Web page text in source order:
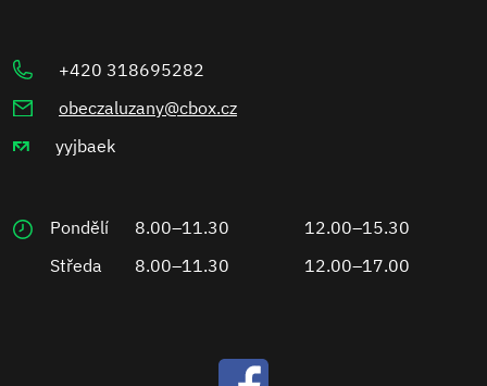
+420 318695282
obeczaluzany@cbox.cz
yyjbaek
Pondělí 8.00–11.30
12.00–15.30
Středa
8.00–11.30 12.00–17.00